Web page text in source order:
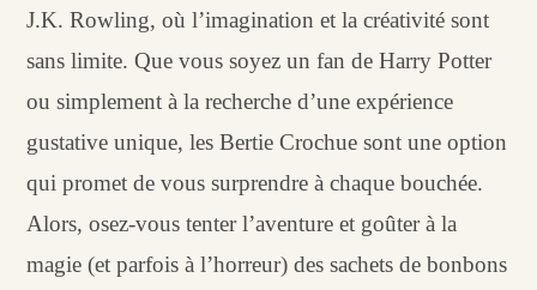
J.K. Rowling, où l’imagination et la créativité sont
sans limite. Que vous soyez un fan de Harry Potter
ou simplement à la recherche d’une expérience
gustative unique, les Bertie Crochue sont une option
qui promet de vous surprendre à chaque bouchée.
Alors, osez-vous tenter l’aventure et goûter à la
magie (et parfois à l’horreur) des sachets de bonbons